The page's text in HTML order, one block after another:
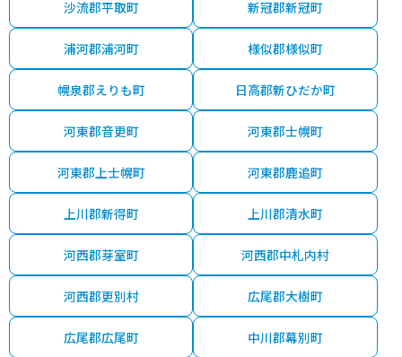
沙流郡平取町 新冠郡新冠町
浦河郡浦河町 様似郡様似町
幌泉郡えりも町 日高郡新ひだか町
河東郡音更町 河東郡士幌町
河東郡上士幌町 河東郡鹿追町
上川郡新得町 上川郡清水町
河西郡芽室町 河西郡中札内村
河西郡更別村 広尾郡大樹町
広尾郡広尾町 中川郡幕別町